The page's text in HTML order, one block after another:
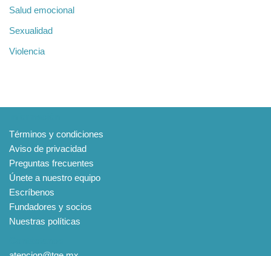
Salud emocional
Sexualidad
Violencia
Términos y condiciones
Aviso de privacidad
Preguntas frecuentes
Únete a nuestro equipo
Escríbenos
Fundadores y socios
Nuestras políticas